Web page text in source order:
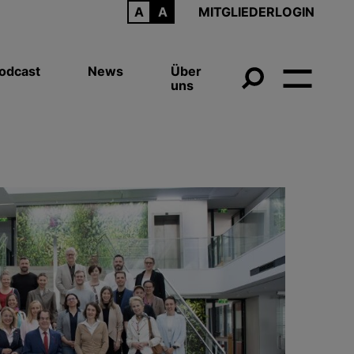
MITGLIEDERLOGIN
News
Über
uns